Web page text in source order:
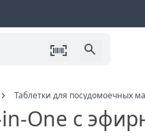
Таблетки для посудомоечных
One с